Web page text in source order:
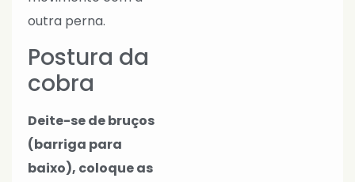
outra perna.
Postura da
cobra
Deite-se de bruços
(barriga para
baixo), coloque as